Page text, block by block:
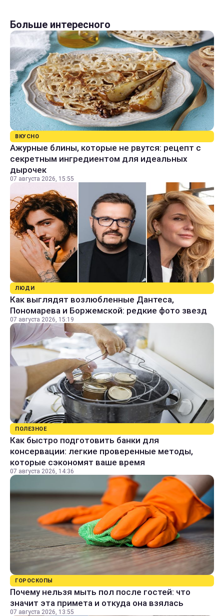
Больше интересного
ВКУСНО
Ажурные блины, которые не рвутся: рецепт с
секретным ингредиентом для идеальных
дырочек
07 августа 2026, 15:55
ЛЮДИ
Как выглядят возлюбленные Дантеса,
Пономарева и Боржемской: редкие фото звезд
07 августа 2026, 15:19
ПОЛЕЗНОЕ
Как быстро подготовить банки для
консервации: легкие проверенные методы,
которые сэкономят ваше время
07 августа 2026, 14:36
ГОРОСКОПЫ
Почему нельзя мыть пол после гостей: что
значит эта примета и откуда она взялась
07 августа 2026, 13:55